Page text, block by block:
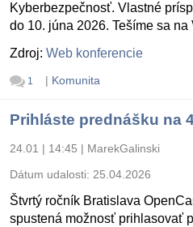
Kyberbezpečnosť. Vlastné
do 10. júna 2026. Tešíme sa na
Zdroj: Web konferencie
1 | Komunita
Prihláste prednášku na
24.01 | 14:45 | MarekGalinski
Dátum udalosti: 25.04.2026
Štvrtý ročník Bratislava
spustená možnosť prihlasovať